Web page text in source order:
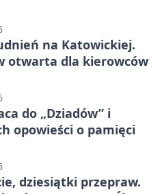
na Katowickiej.
otwarta dla kierowców
do „Dziadów” i
opowieści o pamięci
dziesiątki przepraw.